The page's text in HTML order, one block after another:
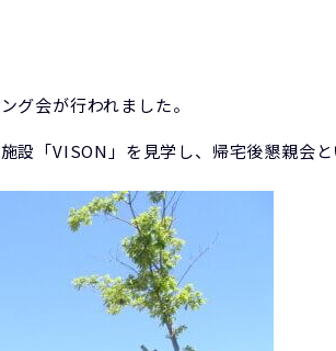
グ会が行われました。
設「VISON」を見学し、帰宅後懇親会と